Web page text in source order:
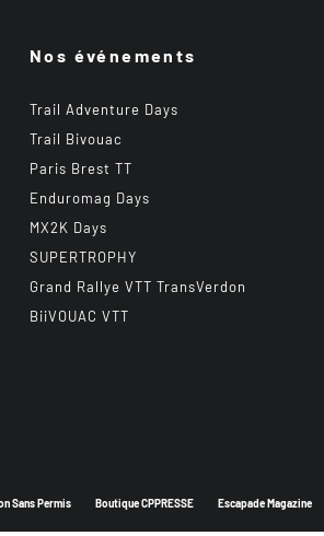
Nos événements
Trail Adventure Days
Trail Bivouac
Paris Brest TT
Enduromag Days
MX2K Days
SUPERTROPHY
Grand Rallye VTT TransVerdon
BiiVOUAC VTT
Sans Permis Boutique CPPRESSE Escapade Magazine